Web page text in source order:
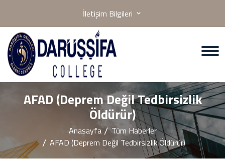
İletişim Bilgileri
AFAD (Deprem Değil Tedbirsizlik
Öldürür)
Anasayfa
Tüm Haberler
AFAD (Deprem Değil Tedbirsizlik Öldürür)